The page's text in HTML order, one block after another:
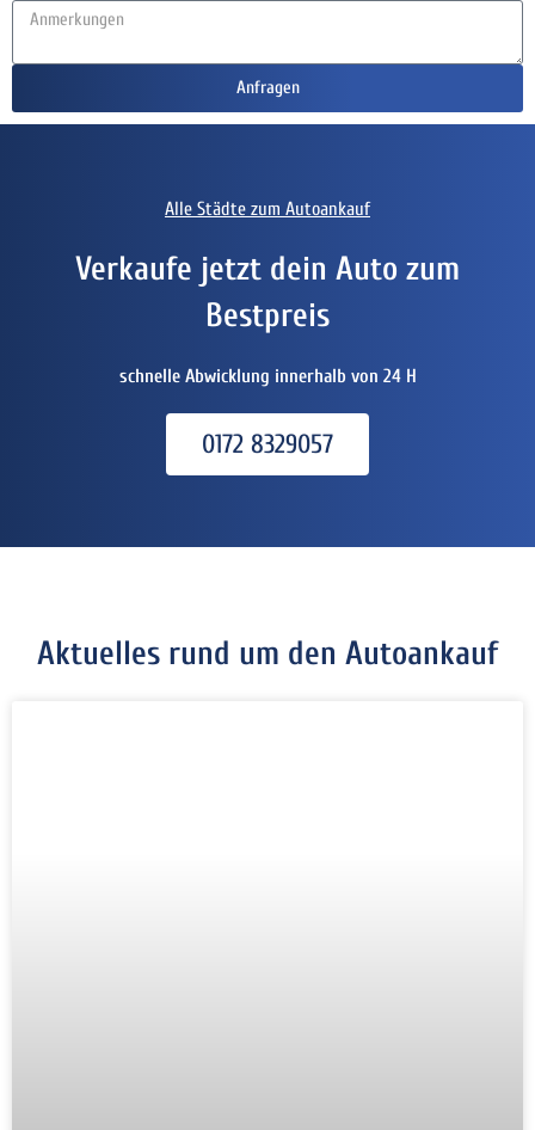
Anfragen
Alle Städte zum Autoankauf
Verkaufe jetzt dein Auto zum
Bestpreis
schnelle Abwicklung innerhalb von 24 H
0172 8329057
Aktuelles rund um den Autoankauf